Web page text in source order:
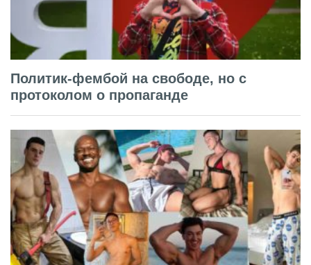
Политик-фембой на свободе, но с
протоколом о пропаганде